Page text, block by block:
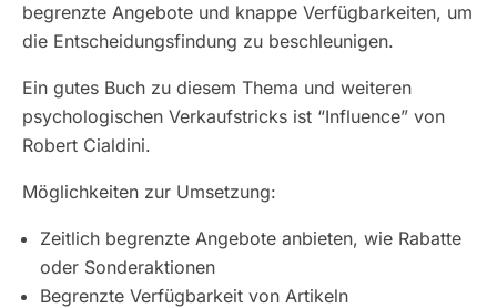
begrenzte Angebote und knappe Verfügbarkeiten, um
die Entscheidungsfindung zu beschleunigen.
Ein gutes Buch zu diesem Thema und weiteren
psychologischen Verkaufstricks ist “Influence” von
Robert Cialdini.
Möglichkeiten zur Umsetzung:
Zeitlich begrenzte Angebote anbieten, wie Rabatte
oder Sonderaktionen
Begrenzte Verfügbarkeit von Artikeln